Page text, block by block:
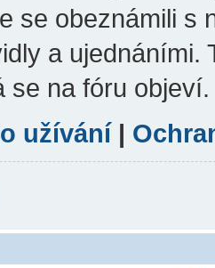
se obeznámili s
a ujednáními.
se na fóru objeví.
užívání |